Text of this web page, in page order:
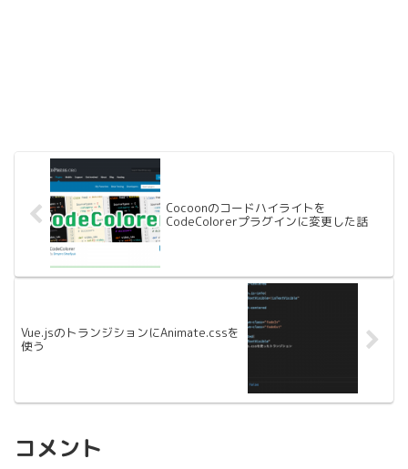
Cocoonのコードハイライトを
CodeColorerプラグインに変更した話
Vue.jsのトランジションにAnimate.cssを
使う
コメント